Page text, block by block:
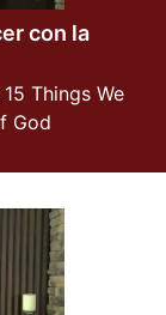
con la
Things We
God